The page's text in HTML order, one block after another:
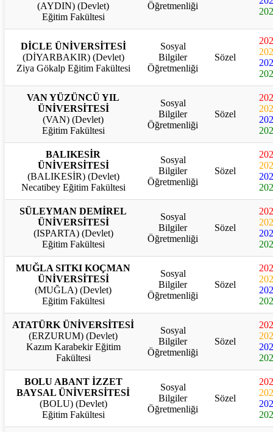
(AYDIN) (Devlet)
Eğitim Fakültesi
Öğretmenliği
DİCLE ÜNİVERSİTESİ
(DİYARBAKIR) (Devlet)
Ziya Gökalp Eğitim Fakültesi
Sosyal
Bilgiler
Öğretmenliği
Sözel
VAN YÜZÜNCÜ YIL
ÜNİVERSİTESİ
(VAN) (Devlet)
Eğitim Fakültesi
Sosyal
Bilgiler
Öğretmenliği
Sözel
BALIKESİR
ÜNİVERSİTESİ
(BALIKESİR) (Devlet)
Necatibey Eğitim Fakültesi
Sosyal
Bilgiler
Öğretmenliği
Sözel
SÜLEYMAN DEMİREL
ÜNİVERSİTESİ
(ISPARTA) (Devlet)
Eğitim Fakültesi
Sosyal
Bilgiler
Öğretmenliği
Sözel
MUĞLA SITKI KOÇMAN
ÜNİVERSİTESİ
(MUĞLA) (Devlet)
Eğitim Fakültesi
Sosyal
Bilgiler
Öğretmenliği
Sözel
ATATÜRK ÜNİVERSİTESİ
(ERZURUM) (Devlet)
Kazım Karabekir Eğitim
Fakültesi
Sosyal
Bilgiler
Öğretmenliği
Sözel
BOLU ABANT İZZET
BAYSAL ÜNİVERSİTESİ
(BOLU) (Devlet)
Eğitim Fakültesi
Sosyal
Bilgiler
Öğretmenliği
Sözel